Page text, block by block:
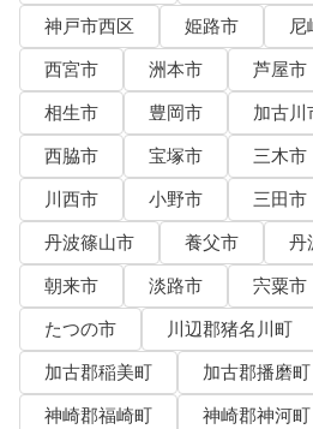
神戸市西区
姫路市 尼
西宮市
洲本市 芦屋市
相生市
豊岡市 加古川
西脇市
宝塚市 三木市
川西市
小野市 三田市
丹波篠山市
養父市 丹
朝来市
淡路市 宍粟市
たつの市
川辺郡猪名川町
加古郡稲美町
加古郡播磨町
神崎郡福崎町
神崎郡神河町